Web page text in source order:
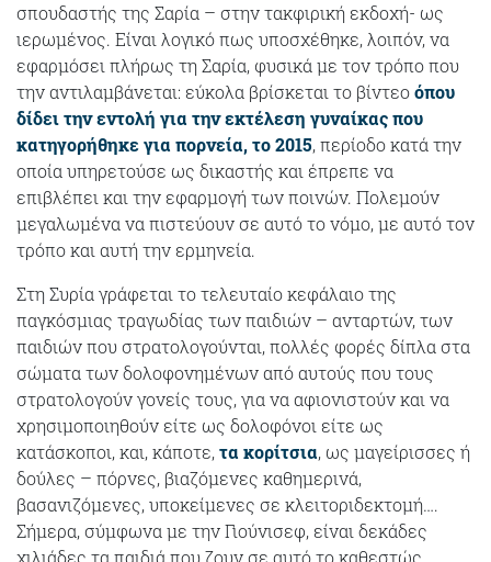
σπουδαστής της Σαρία – στην τακφιρική εκδοχή- ως
ιερωμένος. Είναι λογικό πως υποσχέθηκε, λοιπόν, να
εφαρμόσει πλήρως τη Σαρία, φυσικά με τον τρόπο που
την αντιλαμβάνεται: εύκολα βρίσκεται το βίντεοόπου
δίδει την εντολή για την εκτέλεση γυναίκας που
κατηγορήθηκε για πορνεία, το 2015, περίοδο κατά την
οποία υπηρετούσε ως δικαστής και έπρεπε να
επιβλέπει και την εφαρμογή των ποινών. Πολεμούν
μεγαλωμένα να πιστεύουν σε αυτό το νόμο, με αυτό τον
τρόπο και αυτή την ερμηνεία.
Στη Συρία γράφεται το τελευταίο κεφάλαιο της
παγκόσμιας τραγωδίας των παιδιών – ανταρτών, των
παιδιών που στρατολογούνται, πολλές φορές δίπλα στα
σώματα των δολοφονημένων από αυτούς που τους
στρατολογούν γονείς τους, για να αφιονιστούν και να
χρησιμοποιηθούν είτε ως δολοφόνοι είτε ως
κατάσκοποι, και, κάποτε,τα κορίτσια, ως μαγείρισσες ή
δούλες – πόρνες, βιαζόμενες καθημερινά,
βασανιζόμενες, υποκείμενες σε κλειτοριδεκτομή….
Σήμερα, σύμφωνα με την Γιούνισεφ, είναι δεκάδες
χιλιάδες τα παιδιά που ζουν σε αυτό το καθεστώς,